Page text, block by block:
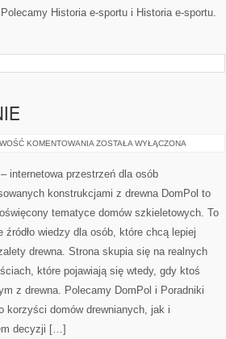
Historia e-sportu i Historia e-sportu.
KOMENTOWANIA KOSZTY
ZOSTAŁA WYŁĄCZONA
internetowa przestrzeń dla osób
konstrukcjami z drewna DomPol to
tematyce domów szkieletowych. To
źródło wiedzy dla osób, które chcą lepiej
drewna. Strona skupia się na realnych
które pojawiają się wtedy, gdy ktoś
z drewna. Polecamy DomPol i Poradniki
korzyści domów drewnianych, jak i
decyzji […]